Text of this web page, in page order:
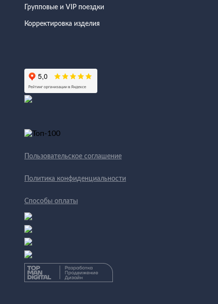
Групповые и VIP поездки
Корректировка изделия
Пользовательское соглашение
Политика конфиденциальности
Способы оплаты